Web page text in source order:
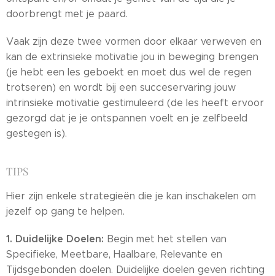
doorbrengt met je paard.
Vaak zijn deze twee vormen door elkaar verweven en
kan de extrinsieke motivatie jou in beweging brengen
(je hebt een les geboekt en moet dus wel de regen
trotseren) en wordt bij een succeservaring jouw
intrinsieke motivatie gestimuleerd (de les heeft ervoor
gezorgd dat je je ontspannen voelt en je zelfbeeld
gestegen is).
TIPS
Hier zijn enkele strategieën die je kan inschakelen om
jezelf op gang te helpen.
1. Duidelijke Doelen: Begin met het stellen van
Specifieke, Meetbare, Haalbare, Relevante en
Tijdsgebonden doelen. Duidelijke doelen geven richting